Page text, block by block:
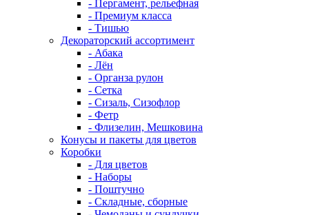
- Пергамент, рельефная
- Премиум класса
- Тишью
Декораторский ассортимент
- Абака
- Лён
- Органза рулон
- Сетка
- Сизаль, Сизофлор
- Фетр
- Флизелин, Мешковина
Конусы и пакеты для цветов
Коробки
- Для цветов
- Наборы
- Поштучно
- Складные, сборные